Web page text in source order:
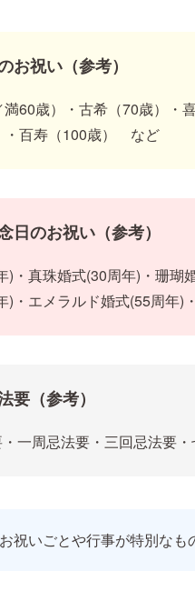
お祝い（参考）
60歳）・古希（70歳）・
・百寿（100歳） など
日のお祝い（参考）
)・真珠婚式(30周年)・珊瑚
)・エメラルド婚式(55周年
要（参考）
・一周忌法要・三回忌法要
お祝いごとや行事が特別なも